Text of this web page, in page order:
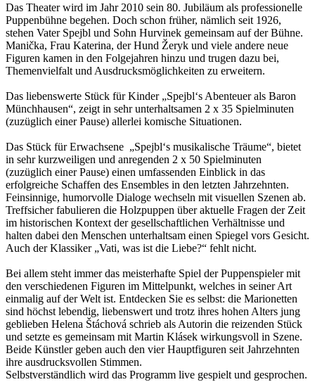
Das Theater wird im Jahr 2010 sein 80. Jubiläum als professionelle
Puppenbühne begehen. Doch schon früher, nämlich seit 1926,
stehen Vater Spejbl und Sohn Hurvinek gemeinsam auf der Bühne.
Manička, Frau Katerina, der Hund Žeryk und viele andere neue
Figuren kamen in den Folgejahren hinzu und trugen dazu bei,
Themenvielfalt und Ausdrucksmöglichkeiten zu erweitern.
Das liebenswerte Stück für Kinder „Spejbl‘s Abenteuer als Baron
Münchhausen“, zeigt in sehr unterhaltsamen 2 x 35 Spielminuten
(zuzüglich einer Pause) allerlei komische Situationen.
Das Stück für Erwachsene „Spejbl‘s musikalische Träume“, bietet
in sehr kurzweiligen und anregenden 2 x 50 Spielminuten
(zuzüglich einer Pause) einen umfassenden Einblick in das
erfolgreiche Schaffen des Ensembles in den letzten Jahrzehnten.
Feinsinnige, humorvolle Dialoge wechseln mit visuellen Szenen ab.
Treffsicher fabulieren die Holzpuppen über aktuelle Fragen der Zeit
im historischen Kontext der gesellschaftlichen Verhältnisse und
halten dabei den Menschen unterhaltsam einen Spiegel vors Gesicht.
Auch der Klassiker „Vati, was ist die Liebe?“ fehlt nicht.
Bei allem steht immer das meisterhafte Spiel der Puppenspieler mit
den verschiedenen Figuren im Mittelpunkt, welches in seiner Art
einmalig auf der Welt ist. Entdecken Sie es selbst: die Marionetten
sind höchst lebendig, liebenswert und trotz ihres hohen Alters jung
geblieben Helena Štáchová schrieb als Autorin die reizenden Stück
und setzte es gemeinsam mit Martin Klásek wirkungsvoll in Szene.
Beide Künstler geben auch den vier Hauptfiguren seit Jahrzehnten
ihre ausdrucksvollen Stimmen.
Selbstverständlich wird das Programm live gespielt und gesprochen.